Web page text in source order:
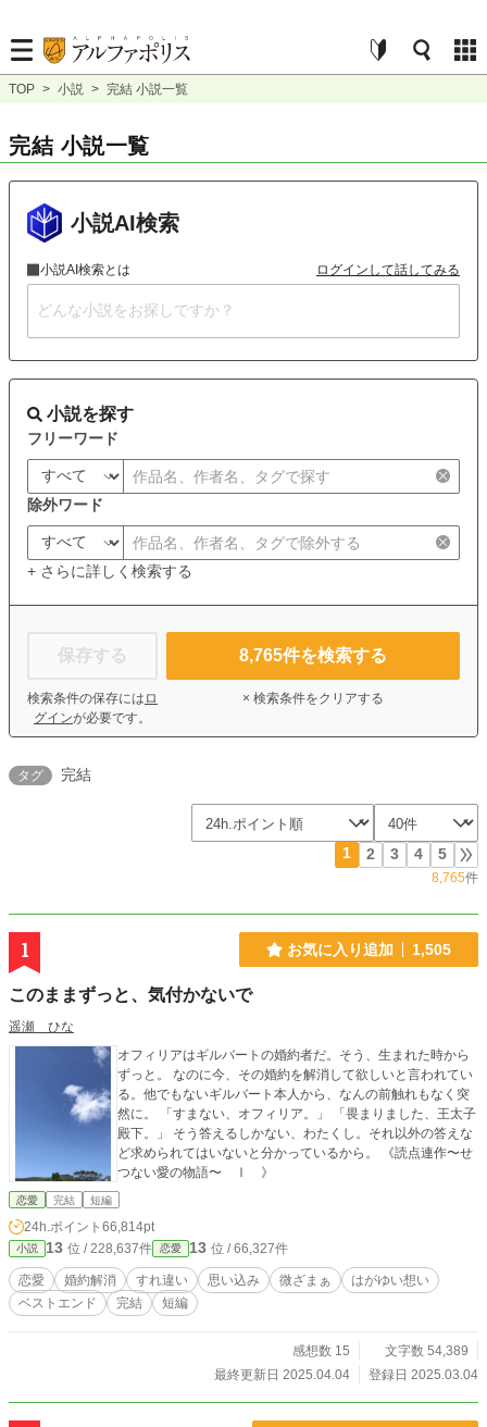
TOP > 小説 > 完結 小説一覧
完結 小説一覧
小説AI検索
小説AI検索とは ログインして話してみる
小説を探す
フリーワード
除外ワード
+ さらに詳しく検索する
保存する
検索条件の保存には ロ
グインが必要です。
8,765件を検索する
× 検索条件をクリアする
タグ 完結
1 2 3 4 5
8,765件
1 お気に入り追加 1,505
このままずっと、気付かないで
遥瀬 ひな
オフィリアはギルバートの婚約者だ。そう、生まれた時から
ずっと。 なのに今、その婚約を解消して欲しいと言われてい
る。他でもないギルバート本人から、なんの前触れもなく突
然に。 「すまない、オフィリア。」 「畏まりました、王太子
殿下。」 そう答えるしかない、わたくし。それ以外の答えな
ど求められてはいないと分かっているから。 《読点連作〜せ
つない愛の物語〜 Ⅰ 》
恋愛 完結 短編
24h.ポイント 66,814pt
小説 13 位 / 228,637件 恋愛 13 位 / 66,327件
恋愛 婚約解消 すれ違い 思い込み 微ざまぁ
はがゆい想い
ベストエンド
完結 短編
感想数 15
文字数 54,389
最終更新日 2025.04.04
登録日 2025.03.04